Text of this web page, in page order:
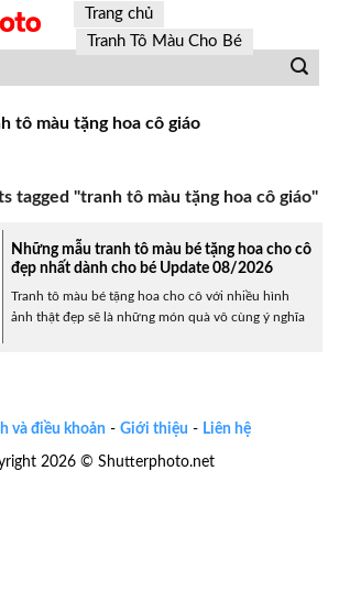
Trang chủ
Tranh Tô Màu Cho Bé
tô màu tặng hoa cô giáo
tagged "tranh tô màu tặng hoa cô giáo"
Những mẫu tranh tô màu bé tặng hoa cho cô
đẹp nhất dành cho bé Update 08/2026
Tranh tô màu bé tặng hoa cho cô với nhiều hình
ảnh thật đẹp sẽ là những món quà vô cùng ý nghĩa
và điều khoản - Giới thiệu - Liên hệ
2026 © Shutterphoto.net